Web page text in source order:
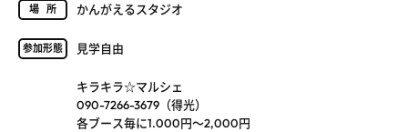
場所 かんがえるスタジオ
参加形態 見学自由
キラキラ☆マルシェ
090-7266-3679（得光）
各ブース毎に1.000円～2,000円